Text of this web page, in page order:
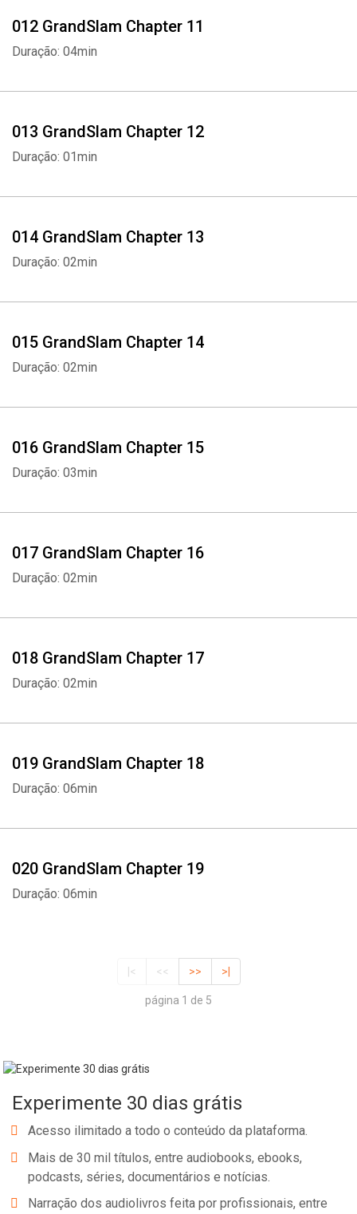
012 GrandSlam Chapter 11
Duração: 04min
013 GrandSlam Chapter 12
Duração: 01min
014 GrandSlam Chapter 13
Duração: 02min
015 GrandSlam Chapter 14
Duração: 02min
016 GrandSlam Chapter 15
Duração: 03min
017 GrandSlam Chapter 16
Duração: 02min
018 GrandSlam Chapter 17
Duração: 02min
019 GrandSlam Chapter 18
Duração: 06min
020 GrandSlam Chapter 19
Duração: 06min
|< << >> >|
página 1 de 5
Experimente 30 dias grátis
Acesso ilimitado a todo o conteúdo da plataforma.
Mais de 30 mil títulos, entre audiobooks, ebooks,
podcasts, séries, documentários e notícias.
Narração dos audiolivros feita por profissionais, entre